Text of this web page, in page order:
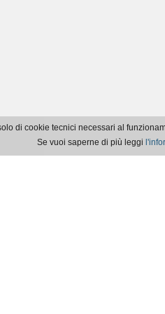
di cookie tecnici necessari al
Se vuoi saperne di più leggi